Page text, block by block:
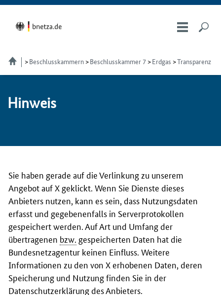
Beschlusskammern Beschlusskammer 7 Erdgas Transparenz
Hin­weis
Sie haben gerade auf die Verlinkung zu unserem
Angebot auf X geklickt. Wenn Sie Dienste dieses
Anbieters nutzen, kann es sein, dass Nutzungsdaten
erfasst und gegebenenfalls in Serverprotokollen
gespeichert werden. Auf Art und Umfang der
übertragenen bzw. gespeicherten Daten hat die
Bundesnetzagentur keinen Einfluss. Weitere
Informationen zu den von X erhobenen Daten, deren
Speicherung und Nutzung finden Sie in der
Datenschutzerklärung des Anbieters.